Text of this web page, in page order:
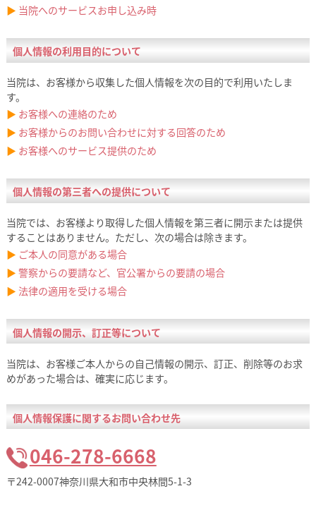
▶ 当院へのサービスお申し込み時
個人情報の利用目的について
当院は、お客様から収集した個人情報を次の目的で利用いたしま
す。
▶ お客様への連絡のため
▶ お客様からのお問い合わせに対する回答のため
▶ お客様へのサービス提供のため
個人情報の第三者への提供について
当院では、お客様より取得した個人情報を第三者に開示または提供
することはありません。ただし、次の場合は除きます。
▶ ご本人の同意がある場合
▶ 警察からの要請など、官公署からの要請の場合
▶ 法律の適用を受ける場合
個人情報の開示、訂正等について
当院は、お客様ご本人からの自己情報の開示、訂正、削除等のお求
めがあった場合は、確実に応じます。
個人情報保護に関するお問い合わせ先
046-278-6668
〒242-0007神奈川県大和市中央林間5-1-3